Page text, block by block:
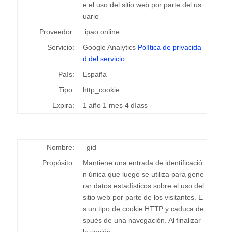
e el uso del sitio web por parte del us
uario
Proveedor:
.ipao.online
Servicio:
Google Analytics Política de privacida
d del servicio
País:
España
Tipo:
http_cookie
Expira:
1 año 1 mes 4 díass
Nombre:
_gid
Propósito:
Mantiene una entrada de identificació
n única que luego se utiliza para gene
rar datos estadísticos sobre el uso del
sitio web por parte de los visitantes. E
s un tipo de cookie HTTP y caduca de
spués de una navegación. Al finalizar